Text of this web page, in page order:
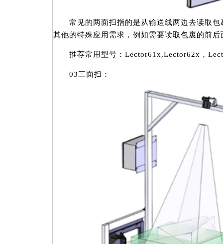
常见的两面扫指的是从输送线两边去读取包
其他的特殊应用需求，例如需要读取包裹的前
推荐常用型号：Lector61x,Lector62x，
03三面扫：